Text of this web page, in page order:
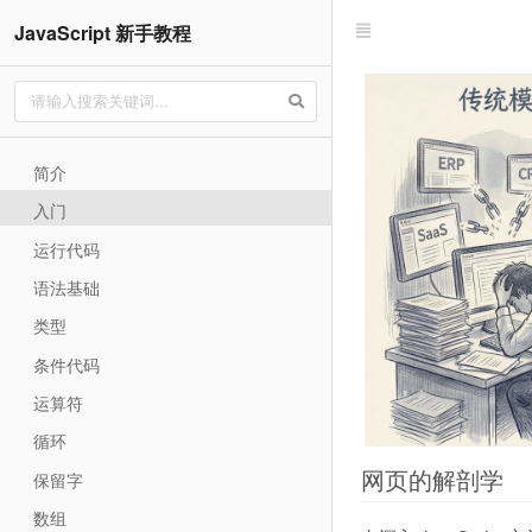
JavaScript 新手教程
简介
入门
运行代码
语法基础
类型
条件代码
运算符
循环
保留字
数组
网页的解剖学